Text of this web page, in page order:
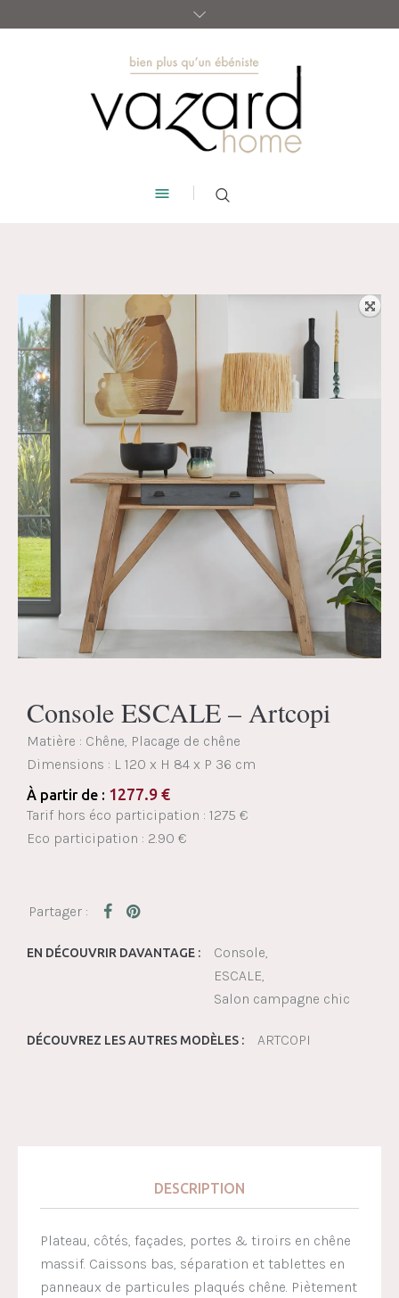
Console ESCALE – Artcopi
Matière : Chêne, Placage de chêne
Dimensions : L 120 x H 84 x P 36 cm
À partir de : 1277.9 €
Tarif hors éco participation : 1275 €
Eco participation : 2.90 €
EN DÉCOUVRIR DAVANTAGE :
Console
ESCALE
Salon campagne chic
DÉCOUVREZ LES AUTRES MODÈLES : ARTCOPI
DESCRIPTION
Plateau, côtés, façades, portes & tiroirs en chêne
massif. Caissons bas, séparation et tablettes en
panneaux de particules plaqués chêne. Piètement